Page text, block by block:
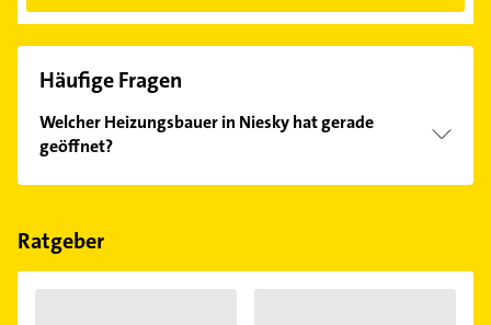
Häufige Fragen
Welcher Heizungsbauer in Niesky hat gerade
geöffnet?
Im Anbieter-Bereich finden Sie alleÖffnungszeiten.
Feiertagen abweichen können.
Ratgeber